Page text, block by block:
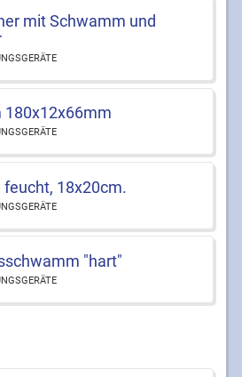
mit Schwamm und
18x20cm.
"hart"